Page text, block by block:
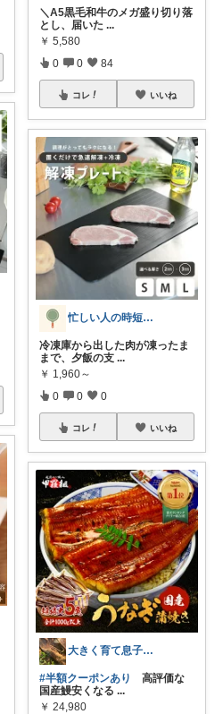
＼A5黒毛和牛のメガ盛り切り落
とし、届いた ...
￥ 5,580
0 0 84
コレ いいね
忙しい人の時短家事グッズROOM
冷凍庫から出した肉が凍ったま
まで、夕飯の支 ...
￥ 1,960～
0 0 0
コレ いいね
大きく育て息子達🦎ゆる無添加🌱✨
#半額クーポンあり
高評価な
国産鰻安くなる ...
￥ 24,980